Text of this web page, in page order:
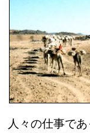
人々の仕事で